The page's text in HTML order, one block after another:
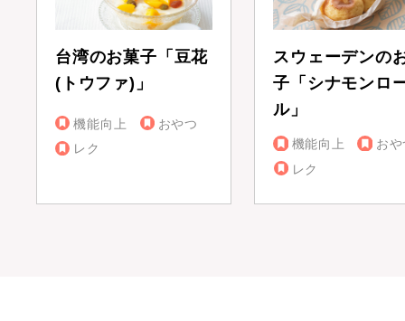
台湾のお菓子「豆花
(トウファ)」
機能向上
おやつ
レク
スウェーデンの
子「シナモンロ
ル」
機能向上
お
レク